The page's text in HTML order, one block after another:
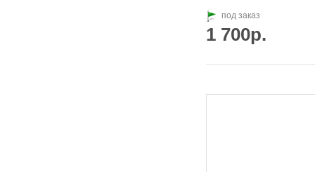
под заказ
1 700р.